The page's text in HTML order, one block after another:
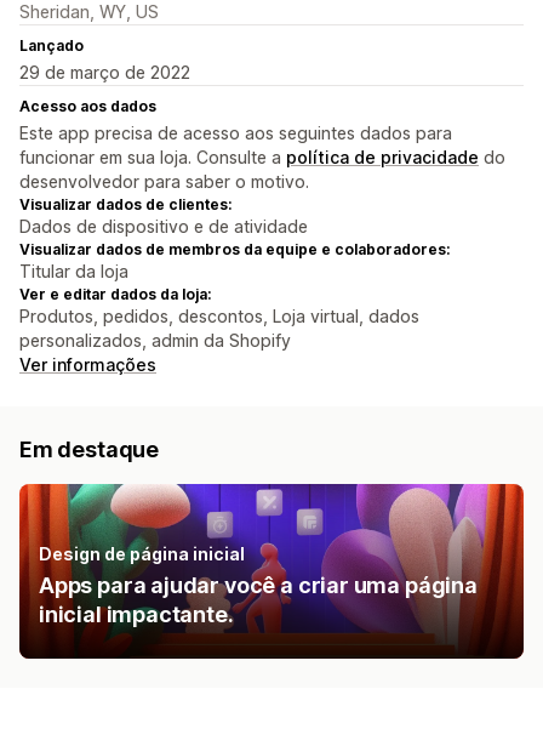
Sheridan, WY, US
Lançado
29 de março de 2022
Acesso aos dados
Este app precisa de acesso aos seguintes dados para
funcionar em sua loja. Consulte a política de privacidade do
desenvolvedor para saber o motivo.
Visualizar dados de clientes:
Dados de dispositivo e de atividade
Visualizar dados de membros da equipe e colaboradores:
Titular da loja
Ver e editar dados da loja:
Produtos, pedidos, descontos, Loja virtual, dados
personalizados, admin da Shopify
Ver informações
Em destaque
Design de página inicial
Apps para ajudar você a criar uma página
inicial impactante.